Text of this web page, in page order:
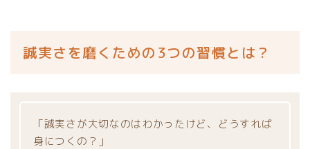
誠実さを磨くための3つの習慣とは？
「誠実さが大切なのはわかったけど、どうすれば
身につくの？」